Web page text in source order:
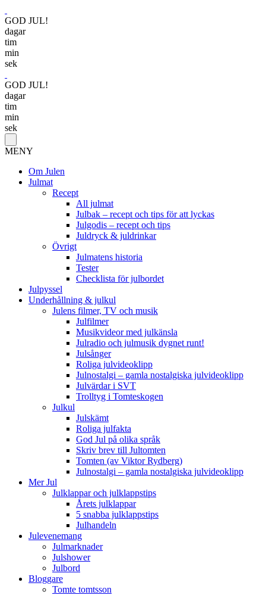
GOD JUL!
dagar
tim
min
sek
GOD JUL!
dagar
tim
min
sek
MENY
Om Julen
Julmat
Recept
All julmat
Julbak – recept och tips för att lyckas
Julgodis – recept och tips
Juldryck & juldrinkar
Övrigt
Julmatens historia
Tester
Checklista för julbordet
Julpyssel
Underhållning & julkul
Julens filmer, TV och musik
Julfilmer
Musikvideor med julkänsla
Julradio och julmusik dygnet runt!
Julsånger
Roliga julvideoklipp
Julnostalgi – gamla nostalgiska julvideoklipp
Julvärdar i SVT
Trolltyg i Tomteskogen
Julkul
Julskämt
Roliga julfakta
God Jul på olika språk
Skriv brev till Jultomten
Tomten (av Viktor Rydberg)
Julnostalgi – gamla nostalgiska julvideoklipp
Mer Jul
Julklappar och julklappstips
Årets julklappar
5 snabba julklappstips
Julhandeln
Julevenemang
Julmarknader
Julshower
Julbord
Bloggare
Tomte tomtsson